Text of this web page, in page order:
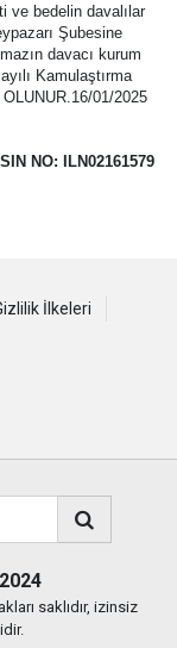
ve bedelin davalılar
Şubesine
davacı kurum
Kamulaştırma
01/2025
NO: ILN02161579
İlkeleri
saklıdır, izinsiz